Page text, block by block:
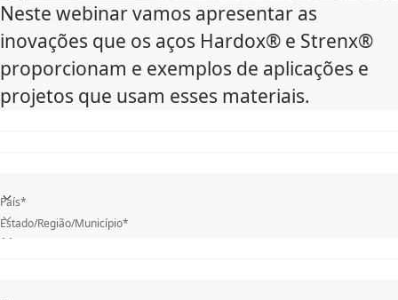
Neste webinar vamos apresentar as
inovações que os aços Hardox® e Strenx®
proporcionam e exemplos de aplicações e
projetos que usam esses materiais.
País*
Estado/Região/Município*